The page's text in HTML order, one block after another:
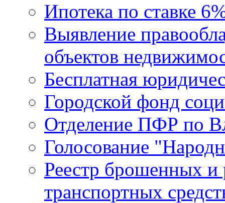
Ипотека по ставке
Выявление
объектов
Бесплатная
Городской фонд
Отделение ПФР по
Голосование
Реестр брошенных и
транспортных